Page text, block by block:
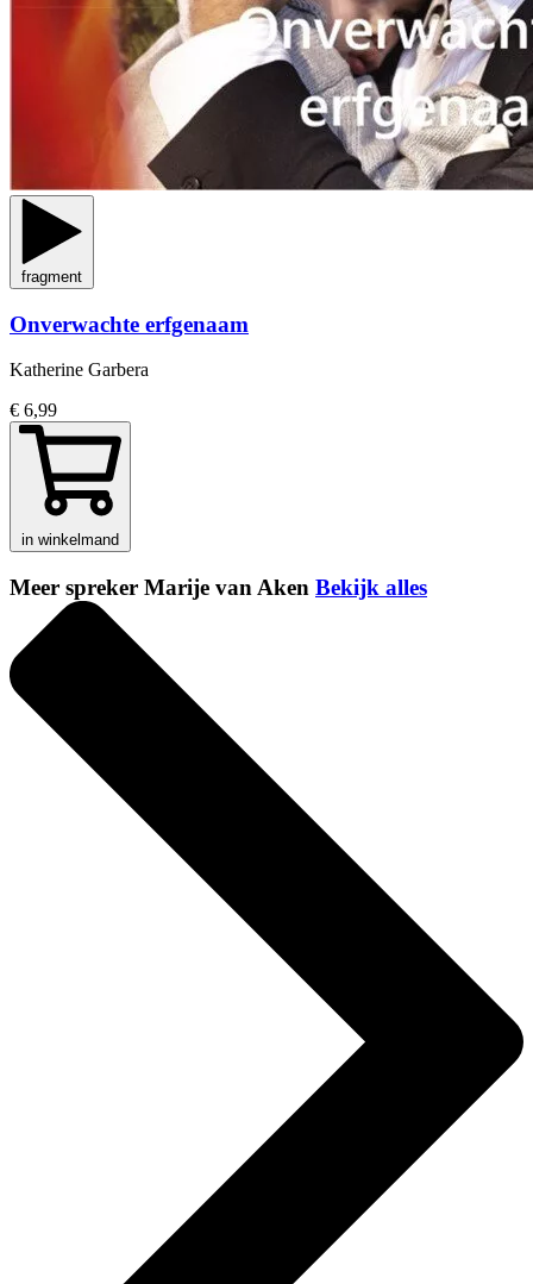
fragment
Onverwachte erfgenaam
Katherine Garbera
€ 6,99
in winkelmand
Meer spreker Marije van Aken Bekijk alles